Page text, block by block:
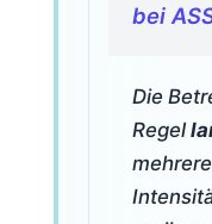
bei
Die
Regel